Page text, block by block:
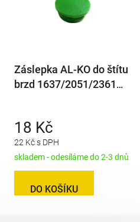
Záslepka AL-KO do štítu
brzd 1637/2051/2361
22 Kč s DPH
18 Kč
skladem - odesíláme do 2-3 dnů
DO KOŠÍKU